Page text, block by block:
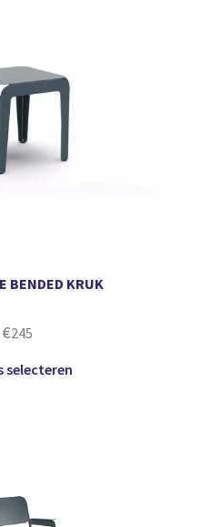
BENDED KRUK
€245
selecteren